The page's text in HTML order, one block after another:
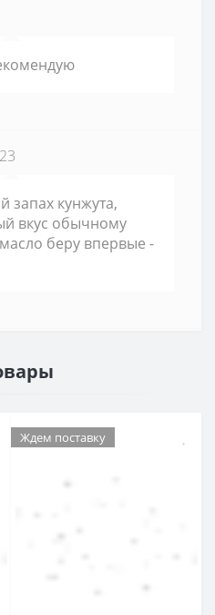
запах кунжута,
вкус обычному
беру впервые -
Ждем поставку